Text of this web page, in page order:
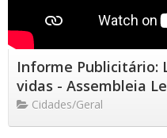
Informe Publicitário:
vidas - Assembleia
Cidades/Geral